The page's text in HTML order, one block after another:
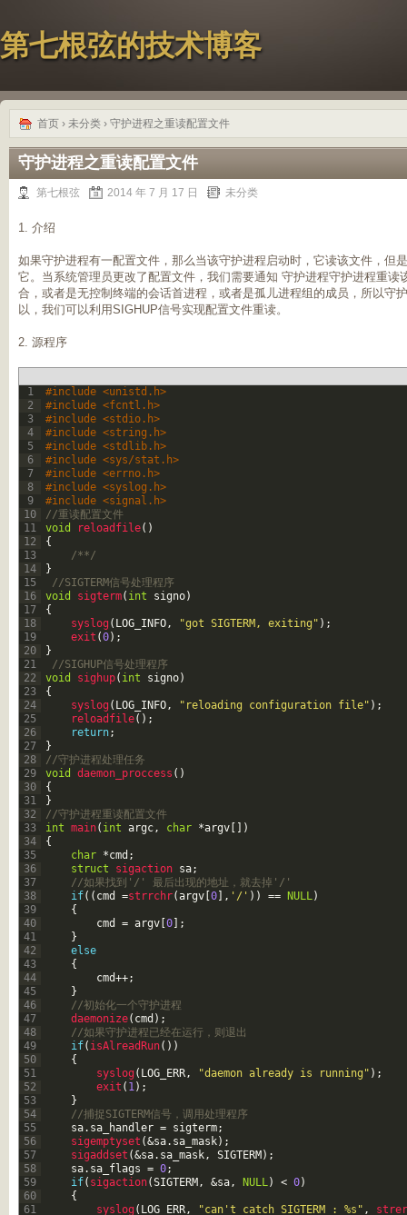
第七根弦的技术博客
首页 › 未分类 › 守护进程之重读配置文件
守护进程之重读配置文件
第七根弦 2014 年 7 月 17 日 未分类
1. 介绍
如果守护进程有一配置文件，那么当该守护进程启动时，它读该文件，但
它。当系统管理员更改了配置文件，我们需要通知 守护进程守护进程重读
合，或者是无控制终端的会话首进程，或者是孤儿进程组的成员，所以守
以，我们可以利用SIGHUP信号实现配置文件重读。
2. 源程序
1
2
3
4
5
6
7
8
9
10
11
12
13
14
15
16
17
18
19
20
21
22
23
24
25
26
27
28
29
30
31
32
33
34
35
36
37
38
39
40
41
42
43
44
45
46
47
48
49
50
51
52
53
54
55
56
57
58
59
60
61
#include <unistd.h>
#include <fcntl.h>
#include <stdio.h>
#include <string.h>
#include <stdlib.h>
#include <sys/stat.h>
#include <errno.h>
#include <syslog.h>
#include <signal.h>
//重读配置文件
void
reloadfile( )
{
/**/
}
//SIGTERM信号处理程序
void
sigterm( int signo)
{
syslog ( LOG_INFO, "got SIGTERM, exiting" ) ;
exit (0) ;
}
//SIGHUP信号处理程序
void
sighup( int signo)
{
syslog ( LOG_INFO, "reloading configuration file" ) ;
reloadfile( ) ;
return;
}
//守护进程处理任务
void
daemon_proccess ( )
{
}
//守护进程重读配置文件
int main( int argc, char *argv
)
{
char *cmd ;
struct
sigaction sa;
//如果找到'/' 最后出现的地址，就去掉'/'
if( ( cmd =strrchr(argv 0 , '/' ) ) == NULL)
{
cmd
= argv 0
;
}
else
{
cmd++;
}
//初始化一个守护进程
daemonize( cmd ) ;
//如果守护进程已经在运行，则退出
if( isAlreadRun( ) )
{
syslog ( LOG_ERR, "daemon already is running" ) ;
exit ( 1) ;
}
//捕捉SIGTERM信号，调用处理程序
sa. sa_handler = sigterm;
sigemptyset (&sa. sa_mask) ;
sigaddset (&sa. sa_mask, SIGTERM ) ;
sa. sa_flags = 0;
if( sigaction(SIGTERM , &sa, NULL) < 0)
{
syslog ( LOG_ERR, "can't catch SIGTERM : %s" ,